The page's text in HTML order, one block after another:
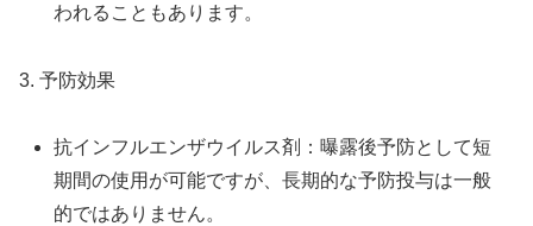
われることもあります。
3. 予防効果
抗インフルエンザウイルス剤：曝露後予防として短
期間の使用が可能ですが、長期的な予防投与は一般
的ではありません。